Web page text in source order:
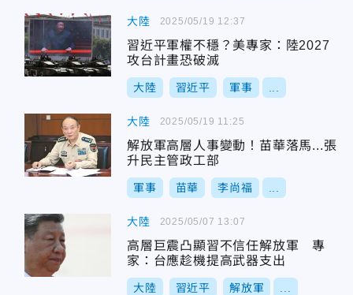
大陸
習近平軍權不穩？美專家：陸2027
攻台計畫恐破滅
大陸 習近平 軍事
2025/05/19 12:37
大陸
解放軍高層人事變動！苗華落馬...張
升民主管政工部
軍事 苗華 李尚福
2025/05/19 11:25
大陸
高層巨震凸顯習不信任解放軍 專
家：台應趁機提高武器支出
大陸 習近平 解放軍
2025/05/07 13:07